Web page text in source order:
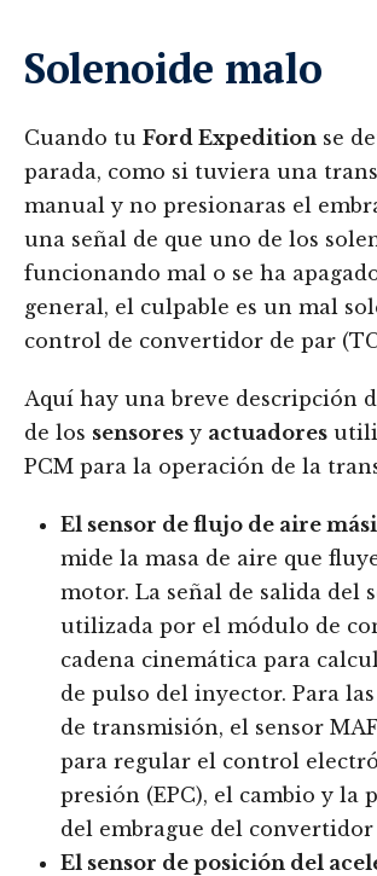
Solenoide malo
Cuando tu Ford Expedition se
parada, como si tuviera una
manual y no presionaras el
una señal de que uno de los
funcionando mal o se ha
general, el culpable es un mal
control de convertidor de par
Aquí hay una breve descripción
de los sensores y actuadores
PCM para la operación de la
El sensor de flujo de aire
mide la masa de aire que
motor. La señal de salida del
utilizada por el módulo de
cadena cinemática para
de pulso del inyector. Para
de transmisión, el sensor
para regular el control
presión (EPC), el cambio y la
del embrague del convertidor
El sensor de posición del